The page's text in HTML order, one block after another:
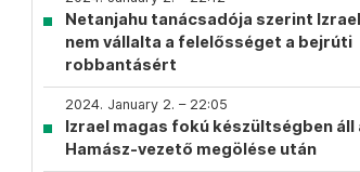
Netanjahu tanácsadója szerint Izrael
nem vállalta a felelősséget a bejrúti
robbantásért
2024. January 2. – 22:05
Izrael magas fokú készültségben áll
Hamász-vezető megölése után